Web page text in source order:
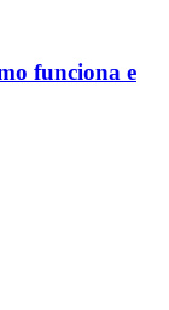
funciona e